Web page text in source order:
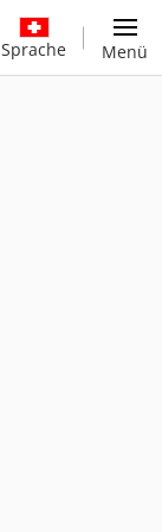
Sprache Menü